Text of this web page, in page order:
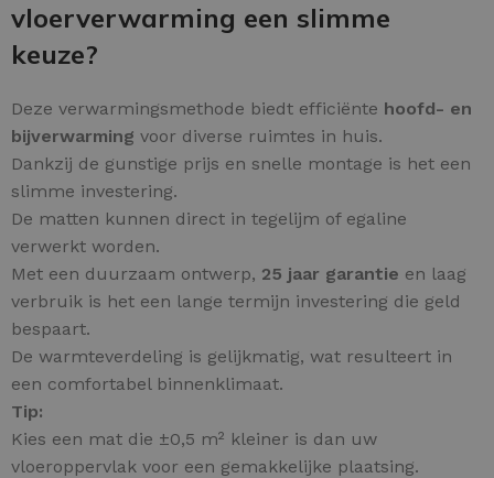
vloerverwarming een slimme
keuze?
Deze verwarmingsmethode biedt efficiënte hoofd- en
bijverwarming voor diverse ruimtes in huis.
Dankzij de gunstige prijs en snelle montage is het een
slimme investering.
De matten kunnen direct in tegelijm of egaline
verwerkt worden.
Met een duurzaam ontwerp, 25 jaar garantie en laag
verbruik is het een lange termijn investering die geld
bespaart.
De warmteverdeling is gelijkmatig, wat resulteert in
een comfortabel binnenklimaat.
Tip:
Kies een mat die ±0,5 m² kleiner is dan uw
vloeroppervlak voor een gemakkelijke plaatsing.